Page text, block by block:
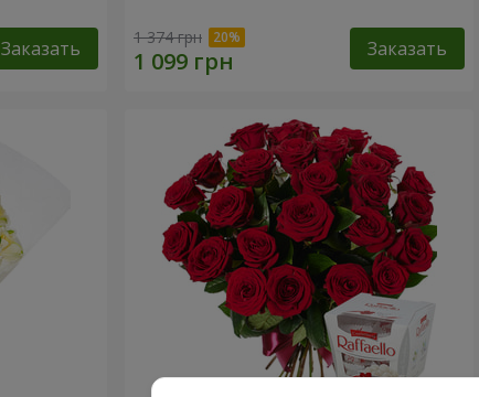
Заказать 1 374 грн Заказать